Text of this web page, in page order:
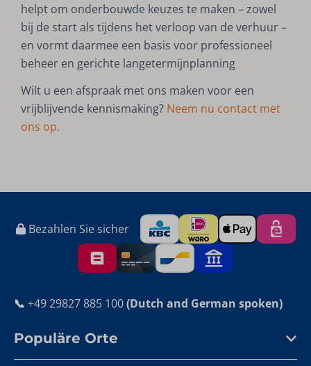
helpt om onderbouwde keuzes te maken – zowel
bij de start als tijdens het verloop van de verhuur –
en vormt daarmee een basis voor professioneel
beheer en gerichte langetermijnplanning
Wilt u een afspraak met ons maken voor een
vrijblijvende kennismaking? Neem nu contact met
ons op.
Bezahlen Sie sicher
📞 +49 29827 885 100(Dutch and German spoken)
Populäre Orte